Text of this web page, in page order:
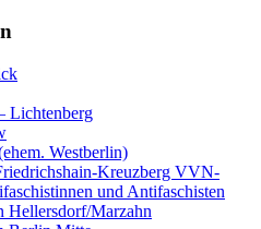
Lichtenberg
Westberlin)
Kreuzberg VVN-
und Antifaschisten
Hellersdorf/Marzahn